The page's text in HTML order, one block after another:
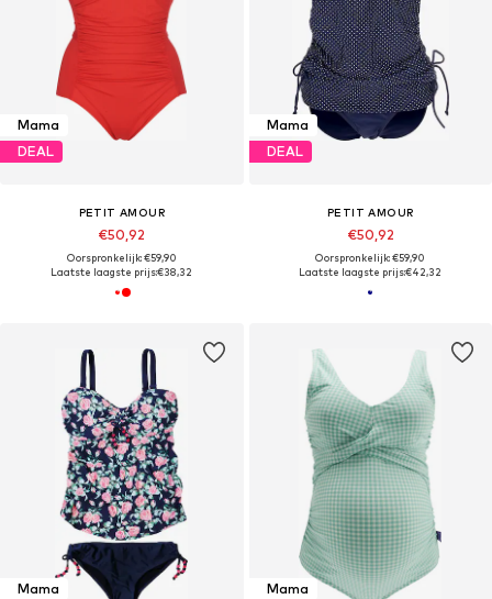
Mama
DEAL
PETIT AMOUR
€50,92
Oorspronkelijk: €59,90
Laatste laagste prijs:€38,32
Mama
DEAL
PETIT AMOUR
€50,92
Oorspronkelijk: €59,90
Laatste laagste prijs:€42,32
Mama
Mama